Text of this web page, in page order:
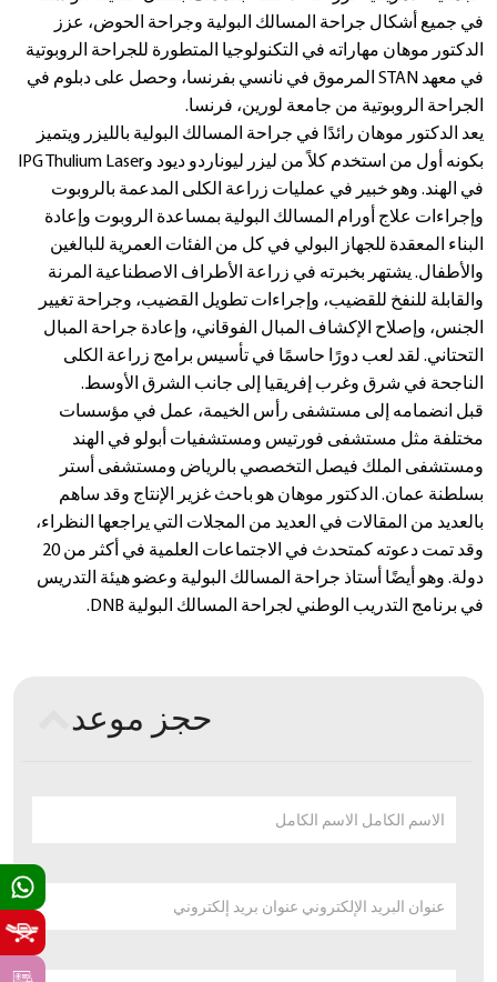
في جميع أشكال جراحة المسالك البولية وجراحة الحوض، عزز
الدكتور موهان مهاراته في التكنولوجيا المتطورة للجراحة الروبوتية
في معهد STAN المرموق في نانسي بفرنسا، وحصل على دبلوم في
الجراحة الروبوتية من جامعة لورين، فرنسا.
يعد الدكتور موهان رائدًا في جراحة المسالك البولية بالليزر ويتميز
بكونه أول من استخدم كلاً من ليزر ليوناردو ديود وIPG Thulium Laser
في الهند. وهو خبير في عمليات زراعة الكلى المدعمة بالروبوت
وإجراءات علاج أورام المسالك البولية بمساعدة الروبوت وإعادة
البناء المعقدة للجهاز البولي في كل من الفئات العمرية للبالغين
والأطفال. يشتهر بخبرته في زراعة الأطراف الاصطناعية المرنة
والقابلة للنفخ للقضيب، وإجراءات تطويل القضيب، وجراحة تغيير
الجنس، وإصلاح الإكشاف المبال الفوقاني، وإعادة جراحة المبال
التحتاني. لقد لعب دورًا حاسمًا في تأسيس برامج زراعة الكلى
الناجحة في شرق وغرب إفريقيا إلى جانب الشرق الأوسط.
قبل انضمامه إلى مستشفى رأس الخيمة، عمل في مؤسسات
مختلفة مثل مستشفى فورتيس ومستشفيات أبولو في الهند
ومستشفى الملك فيصل التخصصي بالرياض ومستشفى أستر
بسلطنة عمان. الدكتور موهان هو باحث غزير الإنتاج وقد ساهم
بالعديد من المقالات في العديد من المجلات التي يراجعها النظراء،
وقد تمت دعوته كمتحدث في الاجتماعات العلمية في أكثر من 20
دولة. وهو أيضًا أستاذ جراحة المسالك البولية وعضو هيئة التدريس
في برنامج التدريب الوطني لجراحة المسالك البولية DNB.
حجز موعد
الاسم الكامل الاسم الكامل
عنوان البريد الإلكتروني عنوان بريد إلكتروني